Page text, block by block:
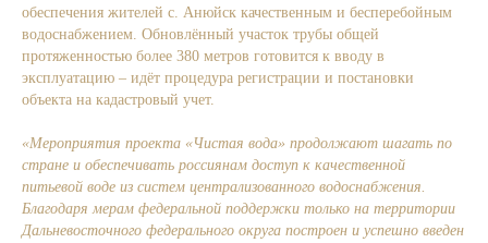
обеспечения жителей с. Анюйск качественным и бесперебойным
водоснабжением. Обновлённый участок трубы общей
протяженностью более 380 метров готовится к вводу в
эксплуатацию – идёт процедура регистрации и постановки
объекта на кадастровый учет.
«Мероприятия проекта «Чистая вода» продолжают шагать по
стране и обеспечивать россиянам доступ к качественной
питьевой воде из систем централизованного водоснабжения.
Благодаря мерам федеральной поддержки только на территории
Дальневосточного федерального округа построен и успешно введен